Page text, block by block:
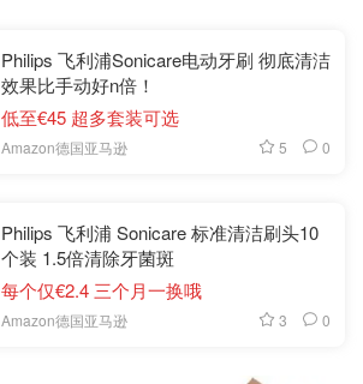
Philips 飞利浦Sonicare电动牙刷 彻底清洁
效果比手动好n倍！
低至€45 超多套装可选
Amazon德国亚马逊 5 0
Philips 飞利浦 Sonicare 标准清洁刷头10
个装 1.5倍清除牙菌斑
每个仅€2.4 三个月一换哦
Amazon德国亚马逊 3 0